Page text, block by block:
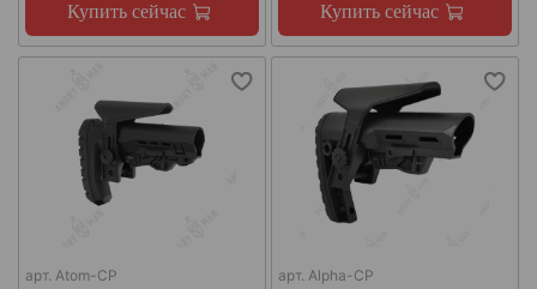
Купить сейчас Купить сейчас
арт. Atom-CP арт. Alpha-CP